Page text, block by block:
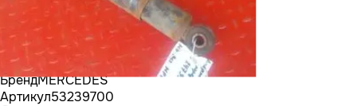
БрендMERCEDES
Артикул53239700